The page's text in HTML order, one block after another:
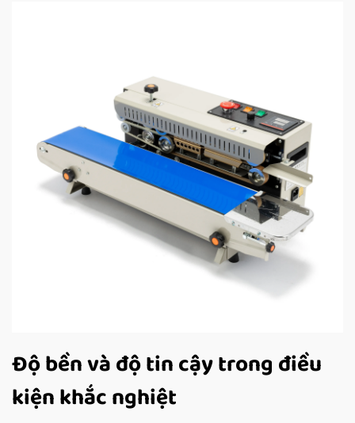
Độ bền và độ tin cậy trong điều
kiện khắc nghiệt